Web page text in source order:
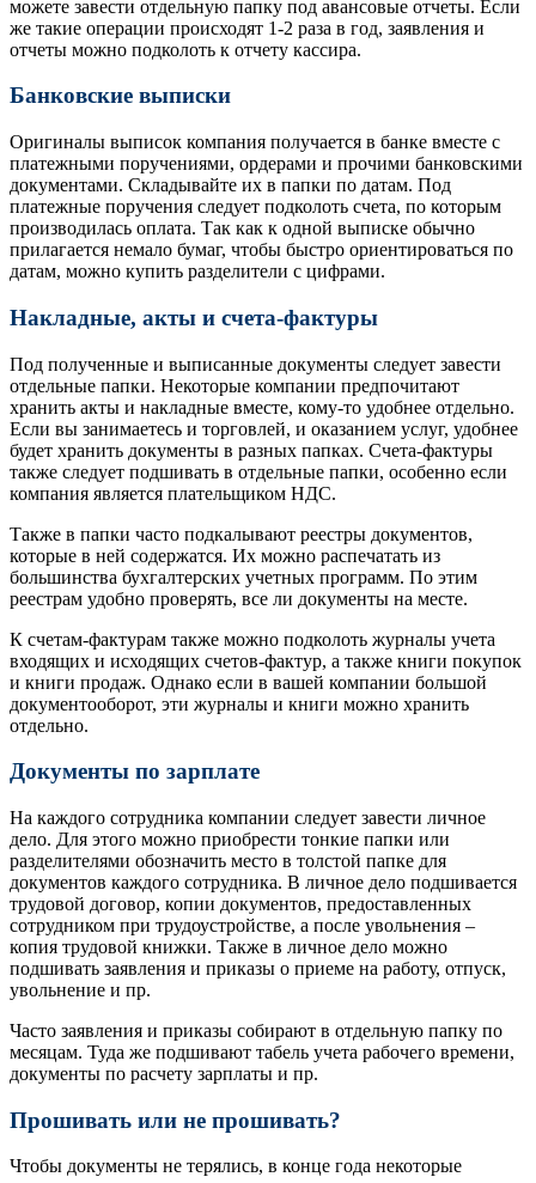
можете завести отдельную папку под авансовые отчеты. Если
же такие операции происходят 1-2 раза в год, заявления и
отчеты можно подколоть к отчету кассира.
Банковские выписки
Оригиналы выписок компания получается в банке вместе с
платежными поручениями, ордерами и прочими банковскими
документами. Складывайте их в папки по датам. Под
платежные поручения следует подколоть счета, по которым
производилась оплата. Так как к одной выписке обычно
прилагается немало бумаг, чтобы быстро ориентироваться по
датам, можно купить разделители с цифрами.
Накладные, акты и счета-фактуры
Под полученные и выписанные документы следует завести
отдельные папки. Некоторые компании предпочитают
хранить акты и накладные вместе, кому-то удобнее отдельно.
Если вы занимаетесь и торговлей, и оказанием услуг, удобнее
будет хранить документы в разных папках. Счета-фактуры
также следует подшивать в отдельные папки, особенно если
компания является плательщиком НДС.
Также в папки часто подкалывают реестры документов,
которые в ней содержатся. Их можно распечатать из
большинства бухгалтерских учетных программ. По этим
реестрам удобно проверять, все ли документы на месте.
К счетам-фактурам также можно подколоть журналы учета
входящих и исходящих счетов-фактур, а также книги покупок
и книги продаж. Однако если в вашей компании большой
документооборот, эти журналы и книги можно хранить
отдельно.
Документы по зарплате
На каждого сотрудника компании следует завести личное
дело. Для этого можно приобрести тонкие папки или
разделителями обозначить место в толстой папке для
документов каждого сотрудника. В личное дело подшивается
трудовой договор, копии документов, предоставленных
сотрудником при трудоустройстве, а после увольнения –
копия трудовой книжки. Также в личное дело можно
подшивать заявления и приказы о приеме на работу, отпуск,
увольнение и пр.
Часто заявления и приказы собирают в отдельную папку по
месяцам. Туда же подшивают табель учета рабочего времени,
документы по расчету зарплаты и пр.
Прошивать или не прошивать?
Чтобы документы не терялись, в конце года некоторые